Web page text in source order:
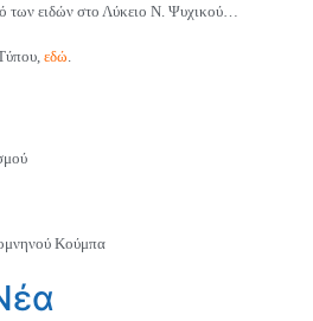
των ειδών στο Λύκειο Ν. Ψυχικού…
εδώ
Κούμπα